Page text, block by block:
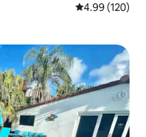
औसत रेटिंग 5 में से
4.99 (120)